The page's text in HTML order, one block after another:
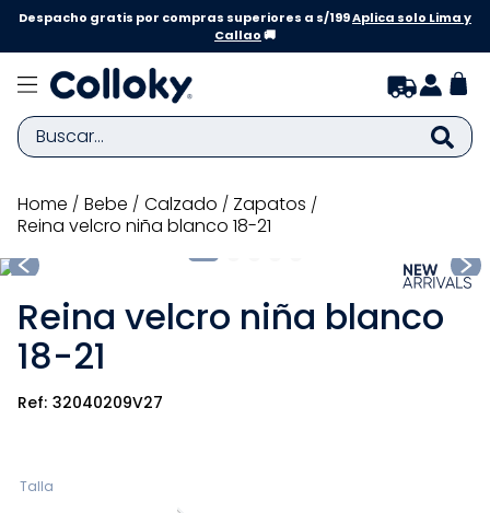
Despacho gratis por compras superiores a s/199Aplica solo Lima y
Callao🚚
Buscar...
bebe calzado
zapatos
Reina velcro niña blanco 18-21
Reina velcro niña blanco
18-21
32040209V27
Talla
TÉRMINOS MÁS BUSCADOS
1.
zapatillas niña
2.
3.
medias
4 .
sandalias